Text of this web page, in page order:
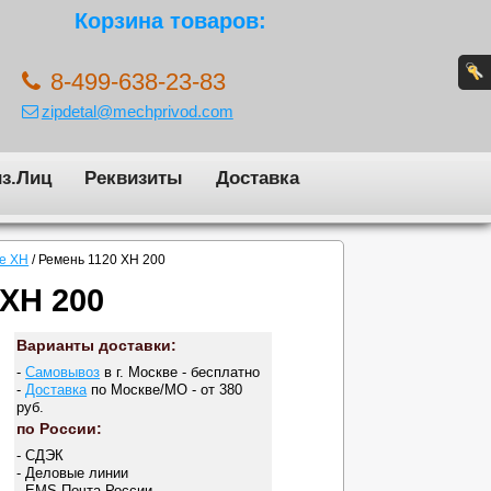
Корзина товаров:
8-499-638-23-83
zipdetal@mechprivod.com
Реквизиты Доставка
XH / Ремень 1120 XH 200
200
Варианты доставки:
-Самовывоз в г. Москве - бесплатно
- Доставка по Москве/МО - от 380
руб.
по России:
- СДЭК
- Деловые линии